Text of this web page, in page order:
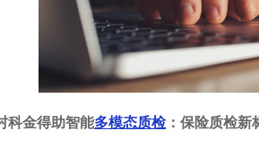
科金得助智能多模态质检：保险质检新